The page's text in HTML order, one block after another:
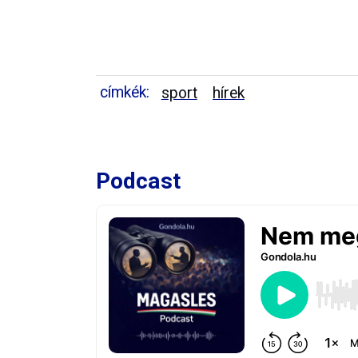
címkék: sport hírek
Podcast